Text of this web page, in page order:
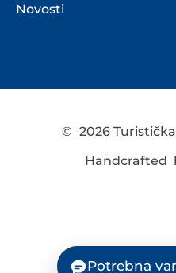
Novosti
© 2026
Handcrafted
Potrebna